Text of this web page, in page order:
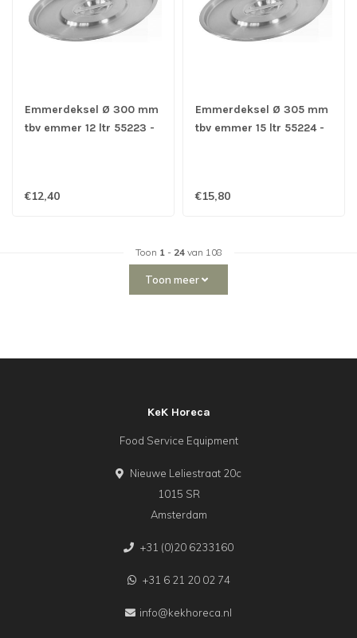
Emmerdeksel Ø 300 mm
tbv emmer 12 ltr 55223 -
€12,40
Emmerdeksel Ø 305 mm
tbv emmer 15 ltr 55224 -
€15,80
Toon 1- 24van 108
Toon meer
KeK Horeca
Food Service Equipment
Nieuwe Leliestraat 20c
1015 SR
Amsterdam
+31 (0)20 6233160
+31 6 21 20 02 74
info@kekhoreca.nl